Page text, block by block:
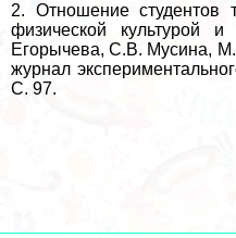
2. Отношение студентов
физической культурой
Егорычева, С.В. Мусина,
журнал
С. 97.